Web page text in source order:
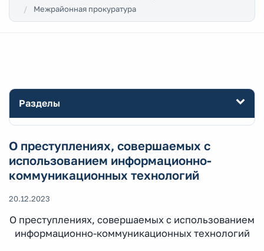
Межрайонная прокуратура
Разделы
О преступлениях, совершаемых с
использованием информационно-
коммуникационных технологий
20.12.2023
О преступлениях, совершаемых с использованием
информационно-коммуникационных технологий